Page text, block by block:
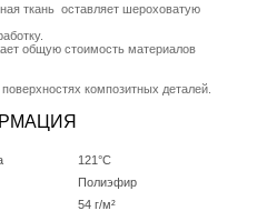
ткань оставляет шероховатую
общую стоимость материалов
композитных деталей.
121°C
Полиэфир
54 г/м²